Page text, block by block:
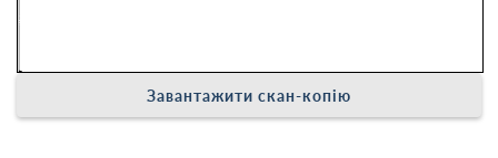
Завантажити скан-копію